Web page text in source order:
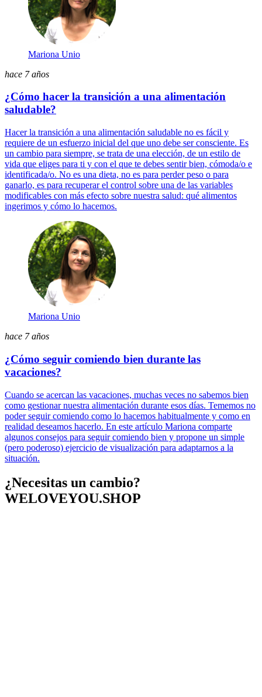
Mariona Unio
hace 7 años
¿Cómo hacer la transición a una alimentación
saludable?
Hacer la transición a una alimentación saludable no es fácil y
requiere de un esfuerzo inicial del que uno debe ser consciente. Es
un cambio para siempre, se trata de una elección, de un estilo de
vida que eliges para ti y con el que te debes sentir bien, cómoda/o e
identificada/o. No es una dieta, no es para perder peso o para
ganarlo, es para recuperar el control sobre una de las variables
modificables con más efecto sobre nuestra salud: qué alimentos
ingerimos y cómo lo hacemos.
Mariona Unio
hace 7 años
¿Cómo seguir comiendo bien durante las
vacaciones?
Cuando se acercan las vacaciones, muchas veces no sabemos bien
como gestionar nuestra alimentación durante esos días. Tememos no
poder seguir comiendo como lo hacemos habitualmente y como en
realidad deseamos hacerlo. En este artículo Mariona comparte
algunos consejos para seguir comiendo bien y propone un simple
(pero poderoso) ejercicio de visualización para adaptarnos a la
situación.
¿Necesitas un cambio?
WELOVEYOU.SHOP